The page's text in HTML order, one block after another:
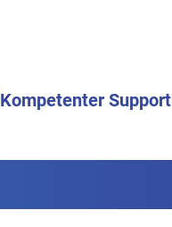
Kompetenter Support